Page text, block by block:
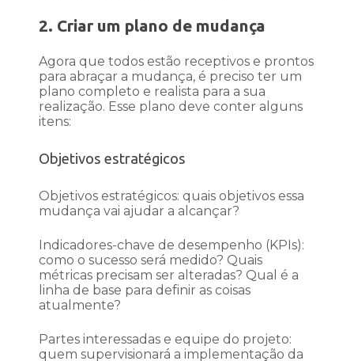
2. Criar um plano de mudança
Agora que todos estão receptivos e prontos
para abraçar a mudança, é preciso ter um
plano completo e realista para a sua
realização. Esse plano deve conter alguns
itens:
Objetivos estratégicos
Objetivos estratégicos: quais objetivos essa
mudança vai ajudar a alcançar?
Indicadores-chave de desempenho (KPIs):
como o sucesso será medido? Quais
métricas precisam ser alteradas? Qual é a
linha de base para definir as coisas
atualmente?
Partes interessadas e equipe do projeto:
quem supervisionará a implementação da